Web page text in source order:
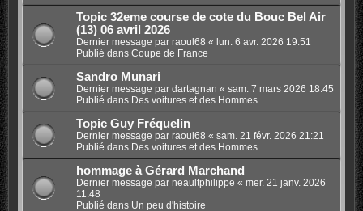
Topic 32eme course de cote du Bouc Bel Air
(13) 06 avril 2026
Dernier message par raoul68 « lun. 6 avr. 2026 19:51
Publié dans Coupe de France
Sandro Munari
Dernier message par dartagnan « sam. 7 mars 2026 18:45
Publié dans Des voitures et des Hommes
Topic Guy Fréquelin
Dernier message par raoul68 « sam. 21 févr. 2026 21:21
Publié dans Des voitures et des Hommes
hommage à Gérard Marchand
Dernier message par neaultphilippe « mer. 21 janv. 2026
11:48
Publié dans Un peu d'histoire